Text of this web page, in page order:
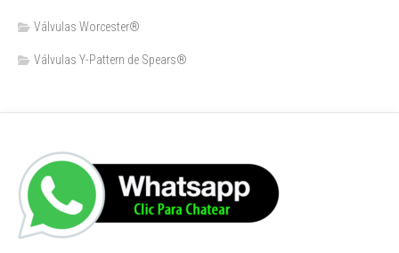
Válvulas Worcester®
Válvulas Y-Pattern de Spears®️